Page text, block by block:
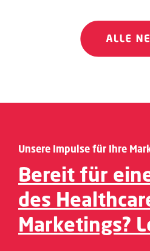
Unsere Impulse für Ihre
Bereit für
des
Marketings?